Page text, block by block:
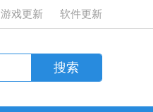
游戏更新 软件更新